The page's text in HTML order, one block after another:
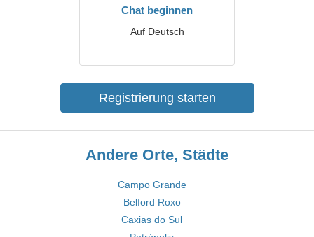
Chat beginnen
Auf Deutsch
Registrierung starten
Andere Orte, Städte
Campo Grande
Belford Roxo
Caxias do Sul